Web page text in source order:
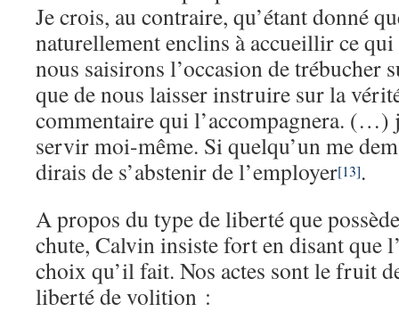
Je crois, au contraire, qu’étant donné
naturellement enclins à accueillir ce qui
nous saisirons l’occasion de trébucher
que de nous laisser instruire sur la
commentaire qui l’accompagnera. (…)
servir moi-même. Si quelqu’un me
dirais de s’abstenir de l’employer[13].
A propos du type de liberté que
chute, Calvin insiste fort en disant que
choix qu’il fait. Nos actes sont le fruit
liberté de volition :